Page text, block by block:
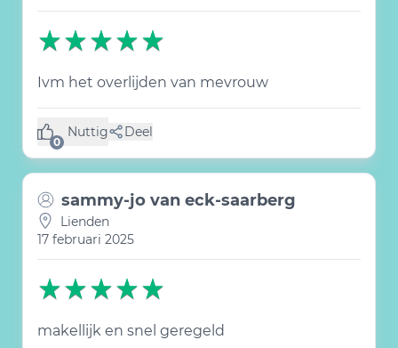
Ivm het overlijden van mevrouw
0
Nuttig
(0 like) Deel
sammy-jo van eck-saarberg
Lienden
17 februari 2025
makellijk en snel geregeld